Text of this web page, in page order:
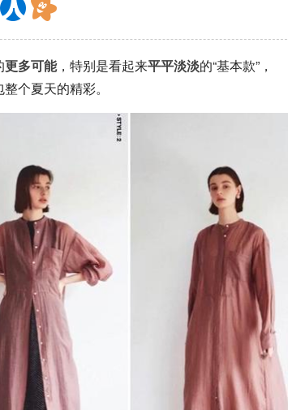
更多可能，特别是看起来平平淡淡的“基本款”，
个夏天的精彩。